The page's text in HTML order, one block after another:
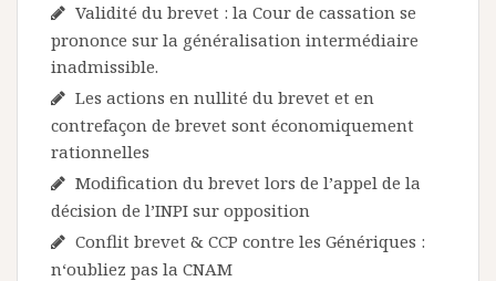
Validité du brevet : la Cour de cassation se
prononce sur la généralisation intermédiaire
inadmissible.
Les actions en nullité du brevet et en
contrefaçon de brevet sont économiquement
rationnelles
Modification du brevet lors de l’appel de la
décision de l’INPI sur opposition
Conflit brevet & CCP contre les Génériques :
n‘oubliez pas la CNAM